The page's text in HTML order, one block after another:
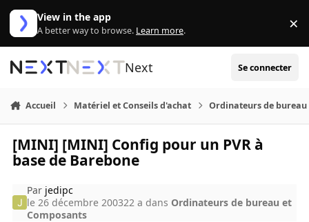
Aller au contenu
View in the app
A better way to browse. Learn more. ×
Next Se connecter
Accueil Matériel et Conseils d'achat Ordinateurs de bureau
[MINI] [MINI] Config pour un PVR à
base de Barebone
Par jedipc
le 26 décembre 200322 a dans Ordinateurs de bureau et
Composants